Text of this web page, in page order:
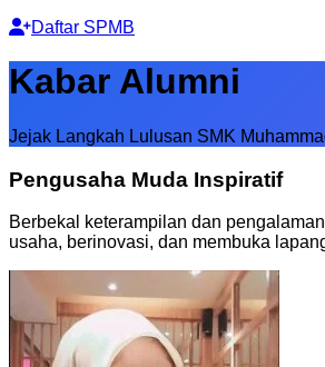
Daftar SPMB
Kabar Alumni
Jejak Langkah Lulusan SMK
Pengusaha Muda Inspiratif
Berbekal keterampilan dan
usaha, berinovasi, dan membuka